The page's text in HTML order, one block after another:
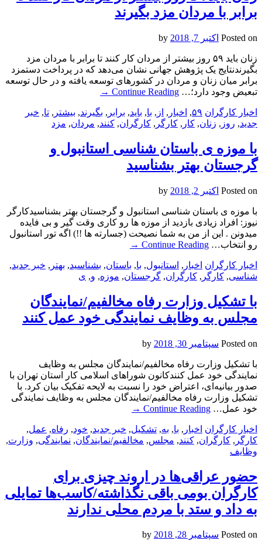
برابر با مردان مزد بگیرند
Posted on اکتبر 7, 2018
زنان باید ۵۹ روز بیشتر از مردان کار کنند تا برابر با مردان مزد
بگیرندنتایج یک پژوهش جهانی نشان می‌دهد که در پرداخت دستمزد
برابر میان زنان و مردان در کشورهای توسعه یافته و در حال توسعه
تبعیض وجود دارد؛… Continue Reading
→
اخبار کارگران ۵۹, اخبار , از , با, باید, برابر , بگیرند, بیشتر , تا, خبر
جدید, روز , زنان, کار , کارگر , کارگران, کنند, مردان, مزد
با موزه ی باستان شناسی استانبول و
گرجستان بهتر بشناسید
Posted on اکتبر 2, 2018
با موزه ی باستان شناسی استانبول و گرجستان بهتر بشناسیدکارگر
نیوز: افراد زیادی بازدید از موزه ها رو کاری وقت گیر و بی فایده
میدونن . این از من به شما نصیحت (جسارته ها !!) اگه تور استانبول
رو انتخاب… Continue Reading
→
اخبار کارگران اخبار , استانبول, با, باستان, بشناسید, بهتر , خبر جدید,
شناسی, کارگر , کارگران, گرجستان, موزه‌, و, ی
با تشکیل وزارت رفاه مخالفیم/نمایندگان
مجلس به وظایف نمایندگی خود عمل کنند
Posted on سپتامبر 30, 2018
با تشکیل وزارت رفاه مخالفیم/نمایندگان مجلس به وظایف
نمایندگی خود عمل کنندکانون شوراهای اسلامی کار استان تهران با
صدور بیانیه‌ای، اعتراض خود را نسبت به لایحه تفکیک بیان کرد. با
تشکیل وزارت رفاه مخالفیم/نمایندگان مجلس به وظایف نمایندگی
خود عمل… Continue Reading
→
اخبار کارگران اخبار , با, به, تشکیل, خبر جدید, خود, رفاه, عمل,
کارگر , کارگران, کنند, مجلس, مخالفیم/نمایندگان, نمایندگی, وزارت,
وظایف
حضور عراقی‌ها در اروند چیزی برای
کارگران بومی باقی نگذاشته‌/کاسب‌ها تمایلی
به داد و ستد با مردم محلی ندارند
Posted on سپتامبر 28, 2018